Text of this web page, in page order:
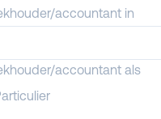
accountant in
accountant als